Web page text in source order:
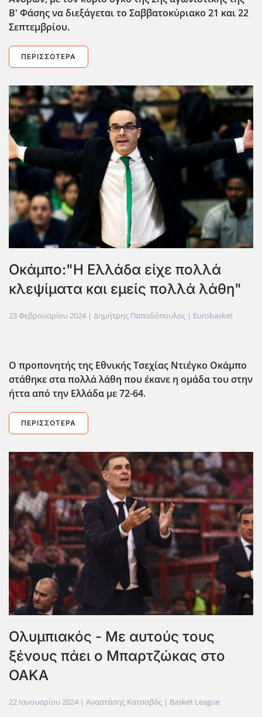
Β' Φάσης να διεξάγεται το Σαββατοκύριακο 21 και 22
Σεπτεμβρίου.
ΠΕΡΙΣΣΌΤΕΡΑ
Οκάμπο:"Η Ελλάδα είχε πολλά
κλεψίματα και εμείς πολλά λάθη"
23 Φεβρουαρίου 2024 | Δημήτρης Παπαδόπουλος | Eurobasket
Ο προπονητής της Εθνικής Τσεχίας Ντιέγκο Οκάμπο
στάθηκε στα πολλά λάθη που έκανε η ομάδα του στην
ήττα από την Ελλάδα με 72-64.
ΠΕΡΙΣΣΌΤΕΡΑ
Ολυμπιακός - Με αυτούς τους
ξένους πάει ο Μπαρτζώκας στο
ΟΑΚΑ
22 Ιανουαρίου 2024 | Αναστάσης Κατσαβός | Basket League